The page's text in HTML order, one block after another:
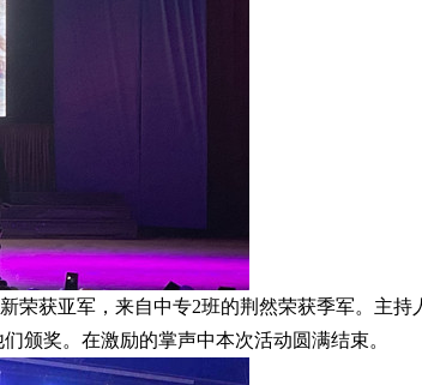
获亚军，来自中专2班的荆然荣获季军。主持
颁奖。在激励的掌声中本次活动圆满结束。